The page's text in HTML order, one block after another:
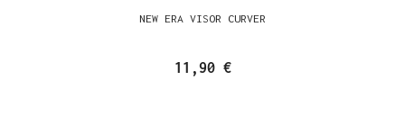
NEW ERA VISOR CURVER
11,90 €